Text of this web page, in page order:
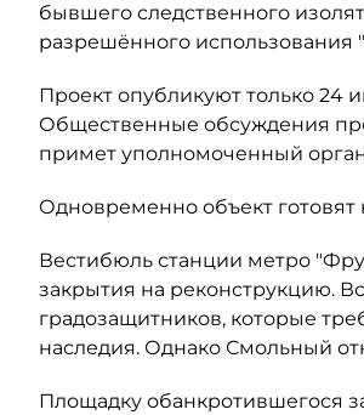
бывшего следственного
разрешённого использования
Проект опубликуют только 24
Общественные обсуждения
примет уполномоченный
Одновременно объект готовят
Вестибюль станции метро
закрытия на реконструкцию.
градозащитников, которые
наследия. Однако Смольный
Площадку обанкротившегося